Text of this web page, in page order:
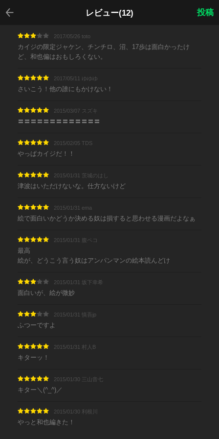
レビュー(12)
戻る
投稿
2017/05/26 toto
カイジの限定ジャケン、チンチロ、沼、17歩は面白かったけ
ど、和也偏はおもしろくない。
2017/05/11 ゆゆゆ
さいこう！他の誰にもかけない！
2015/03/07 スズキ
〓〓〓〓〓〓〓〓〓〓〓〓〓
2015/02/05 TDS
やっぱカイジだ！！
2015/01/31 茨城のはし
津波はいただけないな。仕方ないけど
2015/01/31 ema
絵で面白いかどうか決める奴は損すると思わせる漫画だよなぁ
2015/01/31 腹ペコ
最高
絵が、どうこう言う奴はアンパンマンの絵本読んどけ
2015/01/31 坂下幸希
面白いが、絵が微妙
2015/01/31 慎吾jp
ふつーですよ
2015/01/31 村人B
キターッ！
2015/01/30 三山音七
キター＼(^_^)／
2015/01/30 利根川
やっと和也編きた！